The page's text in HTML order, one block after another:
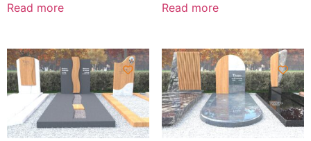
Read more Read more